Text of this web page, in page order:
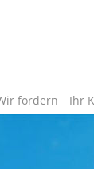
fördern Ihr